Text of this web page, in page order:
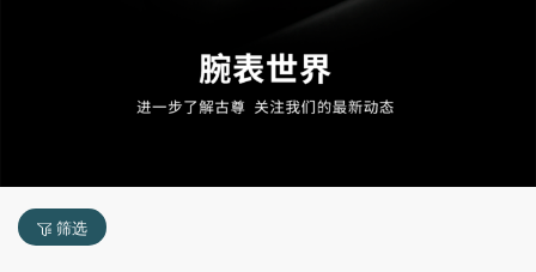
筛选